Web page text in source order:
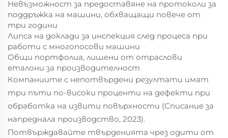
Невъзможност за предоставяне на протоколи за
поддръжка на машини, обхващащи повече от
три години
Липса на доклади за инспекция след процеса при
работи с многопосови машини
Общи портфолиа, лишени от отраслови
еталони за производителност
Компаниите с непотвърдени резултати имат
три пъти по-високи проценти на дефекти при
обработка на извити повърхности (Списание за
напреднала производство, 2023).
Потвърждавайте твърденията чрез одити от